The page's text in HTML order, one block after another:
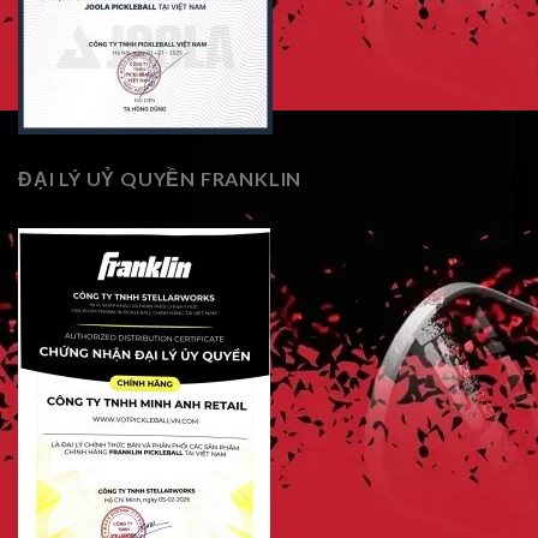
ĐẠI LÝ UỶ QUYỀN FRANKLIN